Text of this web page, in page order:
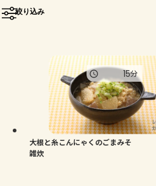
トーク
よくあるお問い合わせ
お買い物
絞り込み
大根と糸こんにゃくのごまみそ
雑炊
15分